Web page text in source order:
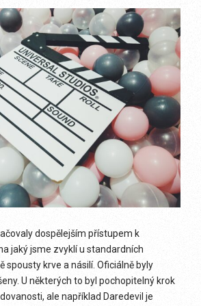
dospělejším přístupem k
jaký jsme zvyklí u standardních
spousty krve a násilí. Oficiálně byly
U některých to byl pochopitelný krok
ale například Daredevil je